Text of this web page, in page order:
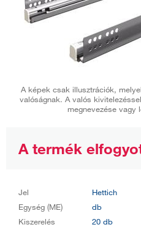
A képek csak illusztrációk,
valóságnak. A valós
megnevezése vagy
A termék
Jel
Hettich
Egység (ME)
db
Kiszerelés
20 db